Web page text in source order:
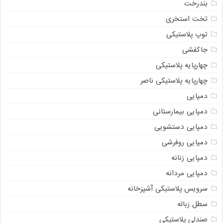
بندرخت
تخت استخری
توپ پلاستیکی
جاکفشی
چهارپایه پلاستیکی
چهارپایه پلاستیکی ناصر
دمپایی
دمپایی بیمارستانی
دمپایی دستشویی
دمپایی روفرشی
دمپایی زنانه
دمپایی مردانه
سرویس پلاستیکی آشپزخانه
سطل زباله
صندلی پلاستیکی